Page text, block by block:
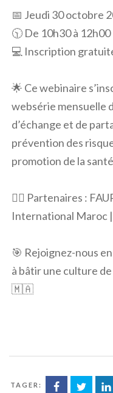
📅 Jeudi 30 octobre
🕥 De 10h30 à 12h00
💻 Inscription
🌟 Ce webinaire
websérie mensuelle
d’échange et de
prévention des
promotion de la
👷‍♀️ Partenaires :
International Maroc
🎯 Rejoignez-nous
à bâtir une culture
🇲🇦